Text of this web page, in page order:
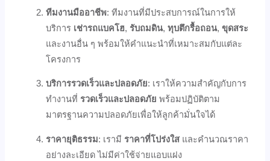
ทีมงานมืออาชีพ: ทีมงานที่มีประสบการณ์ในการให้
บริการ เช่ารถแบคโฮ,รับถมดิน,ทุบตึกรื้อถอน,ขุดสระ
และงานอื่น ๆ พร้อมให้คำแนะนำที่เหมาะสมกับแต่ละ
โครงการ
บริการรวดเร็วและปลอดภัย: เราให้ความสำคัญกับการ
ทำงานที่รวดเร็วและปลอดภัย พร้อมปฏิบัติตาม
มาตรฐานความปลอดภัยเพื่อให้ลูกค้ามั่นใจได้
ราคายุติธรรม: เรามีราคาที่โปร่งใส และคำนวณราคา
อย่างละเอียด ไม่มีค่าใช้จ่ายแอบแฝง